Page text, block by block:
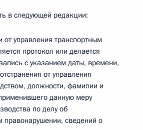
в следующей редакции:
от управления транспортным
протокол или делается
с указанием даты, времени,
от управления
должности, фамилии и
данную меру
по делу об
правонарушении, сведений о